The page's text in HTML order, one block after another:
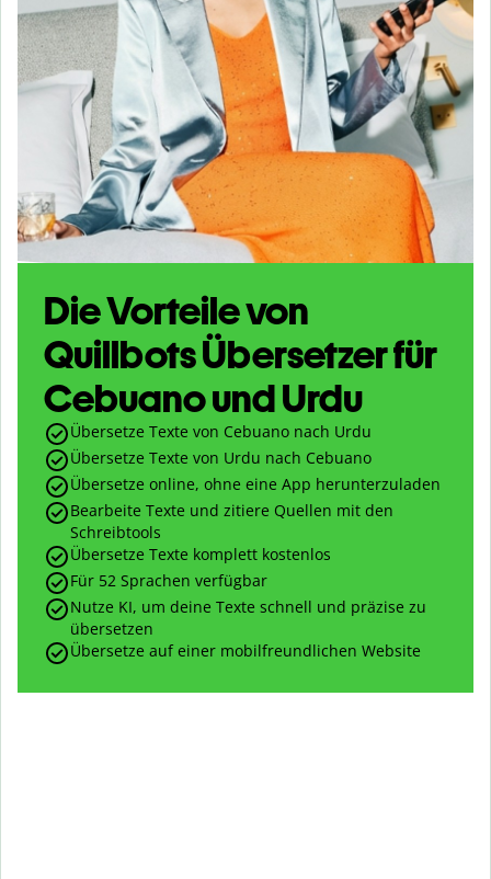
Die Vorteile von
Quillbots Übersetzer für
Cebuano und Urdu
Übersetze Texte von Cebuano nach Urdu
Übersetze Texte von Urdu nach Cebuano
Übersetze online, ohne eine App herunterzuladen
Bearbeite Texte und zitiere Quellen mit den
Schreibtools
Übersetze Texte komplett kostenlos
Für 52 Sprachen verfügbar
Nutze KI, um deine Texte schnell und präzise zu
übersetzen
Übersetze auf einer mobilfreundlichen Website